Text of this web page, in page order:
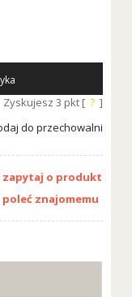
Zyskujesz 3 pkt [ ? ]
do przechowalni
zapytaj o produkt
poleć znajomemu